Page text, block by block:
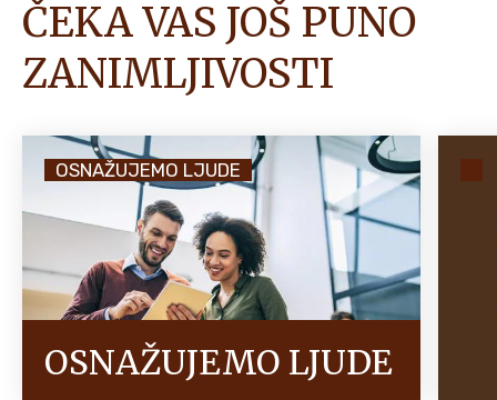
ČEKA VAS JOŠ PUNO
ZANIMLJIVOSTI
OSNAŽUJEMO LJUDE
OSNAŽUJEMO LJUDE